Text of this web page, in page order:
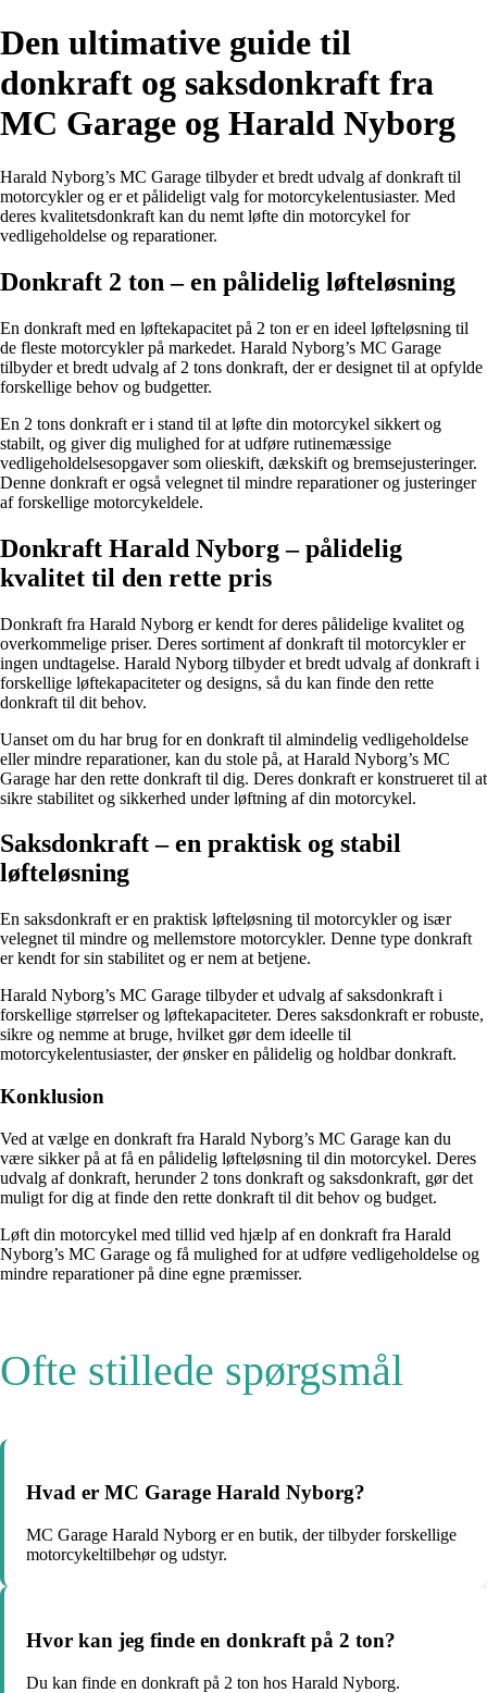
Den ultimative guide til
donkraft og saksdonkraft fra
MC Garage og Harald Nyborg
Harald Nyborg’s MC Garage tilbyder et bredt udvalg af donkraft til
motorcykler og er et pålideligt valg for motorcykelentusiaster. Med
deres kvalitetsdonkraft kan du nemt løfte din motorcykel for
vedligeholdelse og reparationer.
Donkraft 2 ton – en pålidelig løfteløsning
En donkraft med en løftekapacitet på 2 ton er en ideel løfteløsning til
de fleste motorcykler på markedet. Harald Nyborg’s MC Garage
tilbyder et bredt udvalg af 2 tons donkraft, der er designet til at opfylde
forskellige behov og budgetter.
En 2 tons donkraft er i stand til at løfte din motorcykel sikkert og
stabilt, og giver dig mulighed for at udføre rutinemæssige
vedligeholdelsesopgaver som olieskift, dækskift og bremsejusteringer.
Denne donkraft er også velegnet til mindre reparationer og justeringer
af forskellige motorcykeldele.
Donkraft Harald Nyborg – pålidelig
kvalitet til den rette pris
Donkraft fra Harald Nyborg er kendt for deres pålidelige kvalitet og
overkommelige priser. Deres sortiment af donkraft til motorcykler er
ingen undtagelse. Harald Nyborg tilbyder et bredt udvalg af donkraft i
forskellige løftekapaciteter og designs, så du kan finde den rette
donkraft til dit behov.
Uanset om du har brug for en donkraft til almindelig vedligeholdelse
eller mindre reparationer, kan du stole på, at Harald Nyborg’s MC
Garage har den rette donkraft til dig. Deres donkraft er konstrueret til at
sikre stabilitet og sikkerhed under løftning af din motorcykel.
Saksdonkraft – en praktisk og stabil
løfteløsning
En saksdonkraft er en praktisk løfteløsning til motorcykler og især
velegnet til mindre og mellemstore motorcykler. Denne type donkraft
er kendt for sin stabilitet og er nem at betjene.
Harald Nyborg’s MC Garage tilbyder et udvalg af saksdonkraft i
forskellige størrelser og løftekapaciteter. Deres saksdonkraft er robuste,
sikre og nemme at bruge, hvilket gør dem ideelle til
motorcykelentusiaster, der ønsker en pålidelig og holdbar donkraft.
Konklusion
Ved at vælge en donkraft fra Harald Nyborg’s MC Garage kan du
være sikker på at få en pålidelig løfteløsning til din motorcykel. Deres
udvalg af donkraft, herunder 2 tons donkraft og saksdonkraft, gør det
muligt for dig at finde den rette donkraft til dit behov og budget.
Løft din motorcykel med tillid ved hjælp af en donkraft fra Harald
Nyborg’s MC Garage og få mulighed for at udføre vedligeholdelse og
mindre reparationer på dine egne præmisser.
Ofte stillede spørgsmål
Hvad er MC Garage Harald Nyborg?
MC Garage Harald Nyborg er en butik, der tilbyder forskellige
motorcykeltilbehør og udstyr.
Hvor kan jeg finde en donkraft på 2 ton?
Du kan finde en donkraft på 2 ton hos Harald Nyborg.